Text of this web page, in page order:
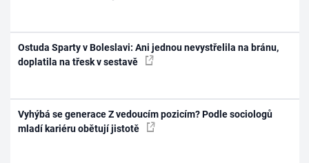
Ostuda Sparty v Boleslavi: Ani jednou nevystřelila na bránu,
doplatila na třesk v sestavě
Vyhýbá se generace Z vedoucím pozicím? Podle sociologů
mladí kariéru obětují jistotě